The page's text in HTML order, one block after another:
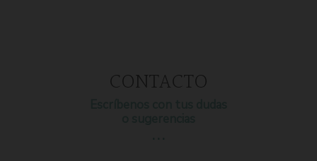
CONTACTO